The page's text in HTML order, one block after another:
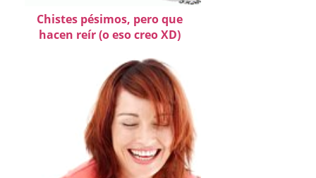
Chistes pésimos, pero que
hacen reír (o eso creo XD)